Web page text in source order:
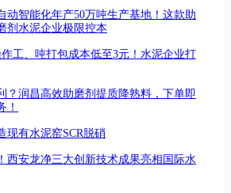
动智能化年产50万吨生产基地！这款助
剂水泥企业极限控本
工、吨打包成本低至3元！水泥企业打
？润昌高效助磨剂提质降熟料，下单即
！
现有水泥窑SCR脱硝
西安龙净三大创新技术成果亮相国际水